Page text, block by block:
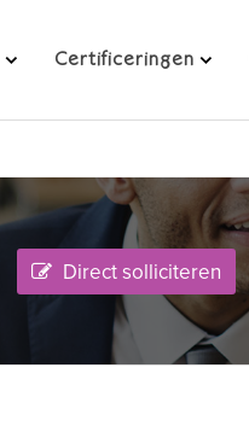
Certificeringen
Direct solliciteren